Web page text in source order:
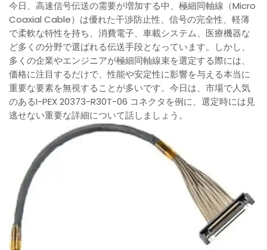
今日、高速信号伝送の需要が増加する中、極細同軸線（Micro
Coaxial Cable）は優れた干渉防止性、信号の完全性、軽薄
で柔軟な特性を持ち、消費電子、車載システム、医療機器な
ど多くの分野で選ばれる伝送手段となっています。しかし、
多くの企業やエンジニアが極細同軸線束を選定する際には、
価格に注目するだけで、性能や安定性に影響を与える本当に
重要な要素を無視することが多いです。今日は、市場で人気
のあるI-PEX 20373-R30T-06 コネクタを例に、選定時には見
逃せない重要な詳細について話しましょう。